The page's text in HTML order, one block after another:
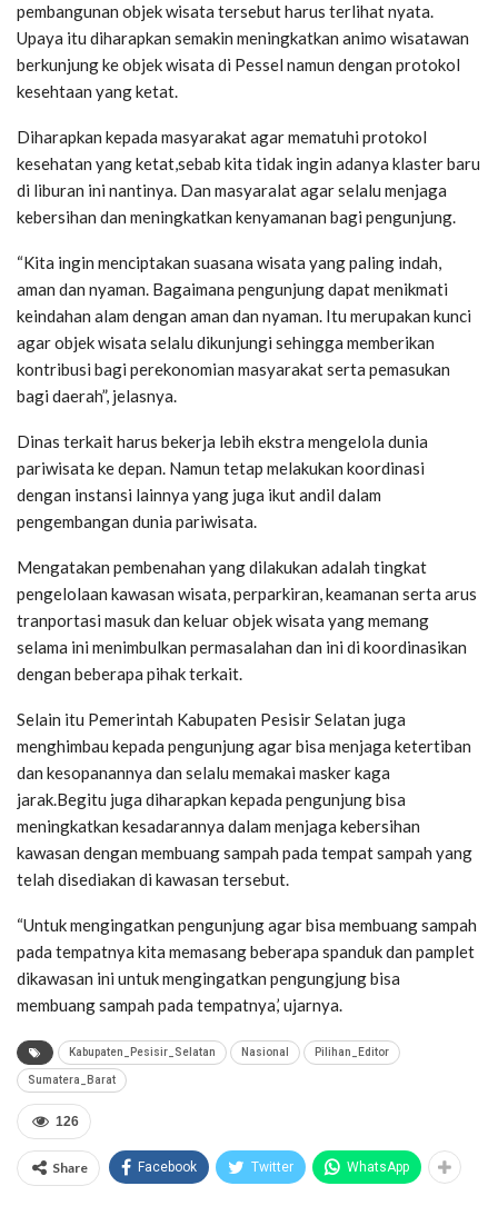
pembangunan objek wisata tersebut harus terlihat nyata.
Upaya itu diharapkan semakin meningkatkan animo wisatawan
berkunjung ke objek wisata di Pessel namun dengan protokol
kesehtaan yang ketat.
Diharapkan kepada masyarakat agar mematuhi protokol
kesehatan yang ketat,sebab kita tidak ingin adanya klaster baru
di liburan ini nantinya. Dan masyaralat agar selalu menjaga
kebersihan dan meningkatkan kenyamanan bagi pengunjung.
“Kita ingin menciptakan suasana wisata yang paling indah,
aman dan nyaman. Bagaimana pengunjung dapat menikmati
keindahan alam dengan aman dan nyaman. Itu merupakan kunci
agar objek wisata selalu dikunjungi sehingga memberikan
kontribusi bagi perekonomian masyarakat serta pemasukan
bagi daerah”, jelasnya.
Dinas terkait harus bekerja lebih ekstra mengelola dunia
pariwisata ke depan. Namun tetap melakukan koordinasi
dengan instansi lainnya yang juga ikut andil dalam
pengembangan dunia pariwisata.
Mengatakan pembenahan yang dilakukan adalah tingkat
pengelolaan kawasan wisata, perparkiran, keamanan serta arus
tranportasi masuk dan keluar objek wisata yang memang
selama ini menimbulkan permasalahan dan ini di koordinasikan
dengan beberapa pihak terkait.
Selain itu Pemerintah Kabupaten Pesisir Selatan juga
menghimbau kepada pengunjung agar bisa menjaga ketertiban
dan kesopanannya dan selalu memakai masker kaga
jarak.Begitu juga diharapkan kepada pengunjung bisa
meningkatkan kesadarannya dalam menjaga kebersihan
kawasan dengan membuang sampah pada tempat sampah yang
telah disediakan di kawasan tersebut.
“Untuk mengingatkan pengunjung agar bisa membuang sampah
pada tempatnya kita memasang beberapa spanduk dan pamplet
dikawasan ini untuk mengingatkan pengungjung bisa
membuang sampah pada tempatnya,’ ujarnya.
Kabupaten_Pesisir_Selatan Nasional Pilihan_Editor
Sumatera_Barat
126
Share Facebook Twitter WhatsApp